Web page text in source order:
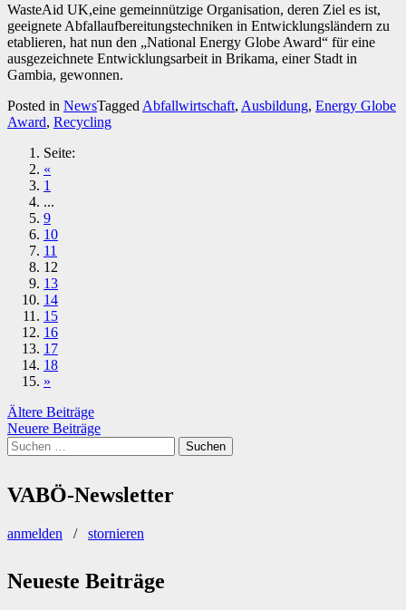
WasteAid UK,eine gemeinnützige Organisation, deren Ziel es ist,
geeignete Abfallaufbereitungstechniken in Entwicklungsländern zu
etablieren, hat nun den „National Energy Globe Award“ für eine
ausgezeichnete Entwicklungsarbeit in Brikama, einer Stadt in
Gambia, gewonnen.
Posted in NewsTagged Abfallwirtschaft, Ausbildung, Energy Globe
Award, Recycling
Seite:
«
1
...
9
10
11
12
13
14
15
16
17
18
»
Beitragsnavigation
Ältere Beiträge
Neuere Beiträge
Suchen
nach:
VABÖ-Newsletter
anmelden / stornieren
Neueste Beiträge